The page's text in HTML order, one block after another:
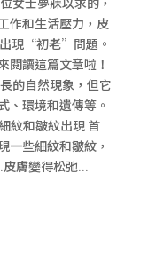
作和生活壓力，皮
現“初老”問題。
閱讀這篇文章啦！
的自然現象，但它
、環境和遺傳等。
紋和皺紋出現 首
一些細紋和皺紋，
膚變得松弛...